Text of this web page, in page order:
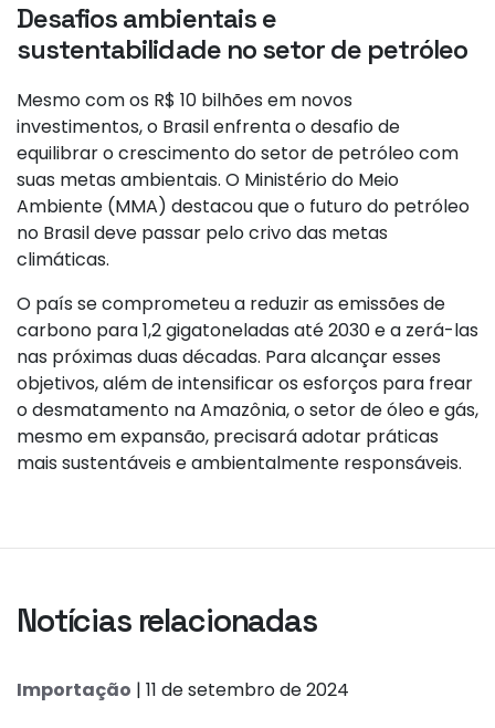
Desafios ambientais e
sustentabilidade no setor de petróleo
Mesmo com os R$ 10 bilhões em novos
investimentos, o Brasil enfrenta o desafio de
equilibrar o crescimento do setor de petróleo com
suas metas ambientais. O Ministério do Meio
Ambiente (MMA) destacou que o futuro do petróleo
no Brasil deve passar pelo crivo das metas
climáticas.
O país se comprometeu a reduzir as emissões de
carbono para 1,2 gigatoneladas até 2030 e a zerá-las
nas próximas duas décadas. Para alcançar esses
objetivos, além de intensificar os esforços para frear
o desmatamento na Amazônia, o setor de óleo e gás,
mesmo em expansão, precisará adotar práticas
mais sustentáveis e ambientalmente responsáveis.
Notícias relacionadas
Importação | 11 de setembro de 2024